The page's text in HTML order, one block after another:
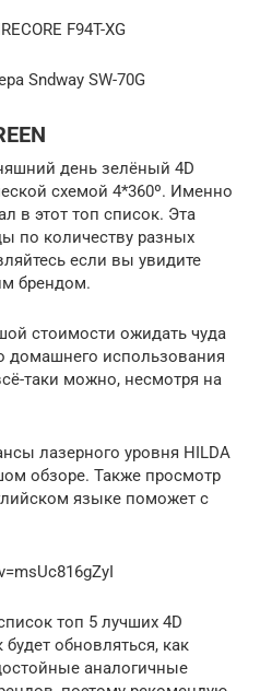
F94T-XG
Sndway SW-70G
день зелёный 4D
схемой 4*360º. Именно
в этот топ список. Эта
по количеству разных
если вы увидите
брендом.
стоимости ожидать чуда
домашнего использования
таки можно, несмотря на
лазерного уровня HILDA
обзоре. Также просмотр
языке поможет с
топ 5 лучших 4D
обновляться, как
аналогичные